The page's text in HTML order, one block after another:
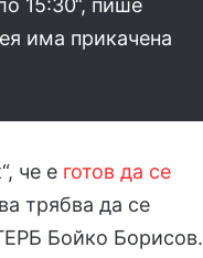
15:30“, пише
има прикачена
че е готов да се
трябва да се
Бойко Борисов.